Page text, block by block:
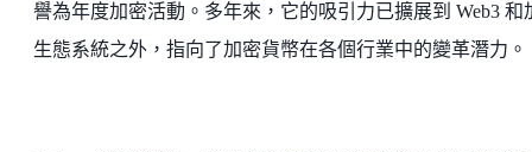
譽為年度加密活動。多年來，它的吸引力已擴展到 Web3 和
生態系統之外，指向了加密貨幣在各個行業中的變革潛力。